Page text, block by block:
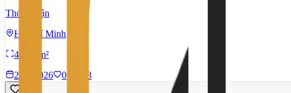
Thỏa thuận
Hồ Chí Minh
4.000 m²
28/7/2026
0 613